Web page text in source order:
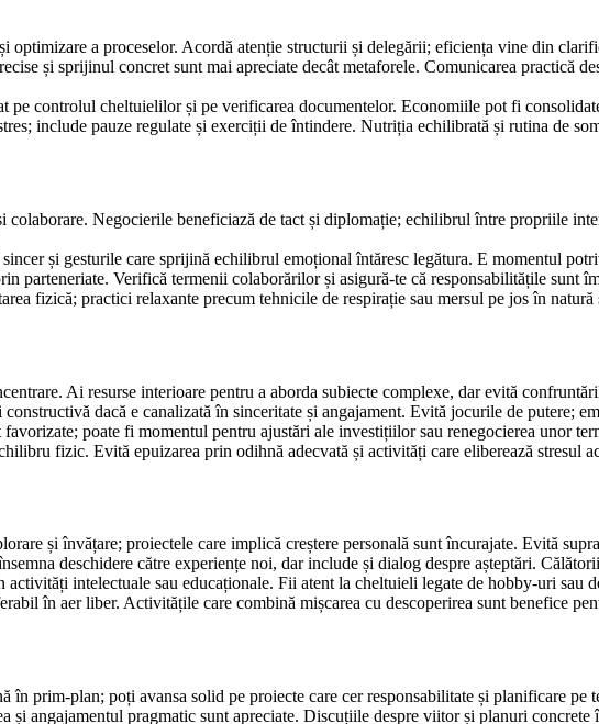
optimizare a proceselor. Acordă atenție structurii și delegării; eficiența vine din
și sprijinul concret sunt mai apreciate decât metaforele. Comunicarea practică
pe controlul cheltuielilor și pe verificarea documentelor. Economiile pot fi
include pauze regulate și exerciții de întindere. Nutriția echilibrată și rutina de
colaborare. Negocierile beneficiază de tact și diplomație; echilibrul între propriile
și gesturile care sprijină echilibrul emoțional întăresc legătura. E momentul
parteneriate. Verifică termenii colaborărilor și asigură-te că responsabilitățile sunt
fizică; practici relaxante precum tehnicile de respirație sau mersul pe jos în natură
Ai resurse interioare pentru a aborda subiecte complexe, dar evită
dacă e canalizată în sinceritate și angajament. Evită jocurile de putere;
poate fi momentul pentru ajustări ale investițiilor sau renegocierea unor
fizic. Evită epuizarea prin odihnă adecvată și activități care eliberează stresul
și învățare; proiectele care implică creștere personală sunt încurajate. Evită
deschidere către experiențe noi, dar include și dialog despre așteptări.
intelectuale sau educaționale. Fii atent la cheltuieli legate de hobby-uri sau
în aer liber. Activitățile care combină mișcarea cu descoperirea sunt benefice
în prim-plan; poți avansa solid pe proiecte care cer responsabilitate și planificare pe
și angajamentul pragmatic sunt apreciate. Discuțiile despre viitor și planuri